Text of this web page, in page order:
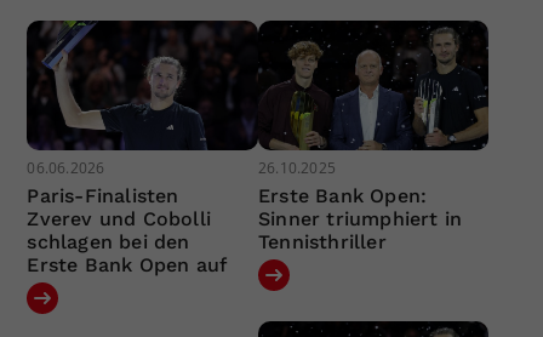
06.06.2026
Paris-Finalisten
Zverev und Cobolli
schlagen bei den
Erste Bank Open auf
26.10.2025
Erste Bank Open:
Sinner triumphiert in
Tennisthriller